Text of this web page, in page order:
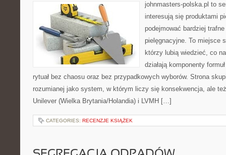
johnmasters-polska.pl to
interesują się produktami
podejmować bardziej
pielęgnacyjne. To miejsce
którzy lubią wiedzieć, co
działają komponenty
rytuał bez chaosu oraz bez przypadkowych wyborów. Strona
rozumianej jako system, w którym liczy się konsekwencja, ale
Unilever (Wielka Brytania/Holandia) i LVMH […]
CATEGORIES: RECENZJE KSIĄŻEK